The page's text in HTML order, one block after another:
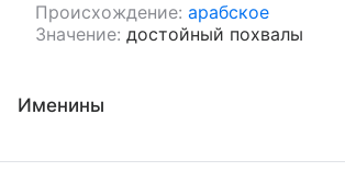
Происхождение: арабское
Значение: достойный похвалы
Именины